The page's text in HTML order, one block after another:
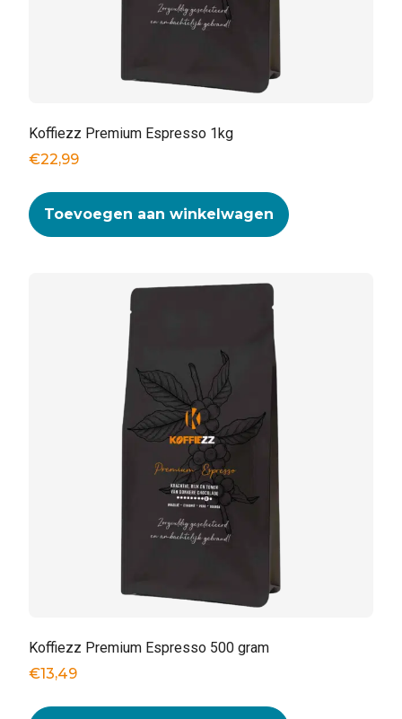
Koffiezz Premium Espresso 1kg
€22,99
Toevoegen aan winkelwagen
Koffiezz Premium Espresso 500 gram
€13,49